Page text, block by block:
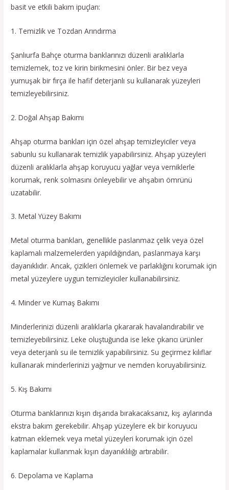
basit ve etkili bakım ipuçları:
1. Temizlik ve Tozdan Arındırma
Şanlıurfa Bahçe oturma banklarınızı düzenli aralıklarla
temizlemek, toz ve kirin birikmesini önler. Bir bez veya
yumuşak bir fırça ile hafif deterjanlı su kullanarak yüzeyleri
temizleyebilirsiniz.
2. Doğal Ahşap Bakımı
Ahşap oturma bankları için özel ahşap temizleyiciler veya
sabunlu su kullanarak temizlik yapabilirsiniz. Ahşap yüzeyleri
düzenli aralıklarla ahşap koruyucu yağlar veya verniklerle
korumak, renk solmasını önleyebilir ve ahşabın ömrünü
uzatabilir.
3. Metal Yüzey Bakımı
Metal oturma bankları, genellikle paslanmaz çelik veya özel
kaplamalı malzemelerden yapıldığından, paslanmaya karşı
dayanıklıdır. Ancak, çizikleri önlemek ve parlaklığını korumak için
metal yüzeylere uygun temizleyiciler kullanabilirsiniz.
4. Minder ve Kumaş Bakımı
Minderlerinizi düzenli aralıklarla çıkararak havalandırabilir ve
temizleyebilirsiniz. Leke oluştuğunda ise leke çıkarıcı ürünler
veya deterjanlı su ile temizlik yapabilirsiniz. Su geçirmez kılıflar
kullanarak minderlerinizi yağmur ve nemden koruyabilirsiniz.
5. Kış Bakımı
Oturma banklarınızı kışın dışarıda bırakacaksanız, kış aylarında
ekstra bakım gerekebilir. Ahşap yüzeylere ek bir koruyucu
katman eklemek veya metal yüzeyleri korumak için özel
kaplamalar kullanmak kışın dayanıklılığı artırabilir.
6. Depolama ve Kaplama